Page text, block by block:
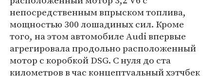
непосредственным впрыском топлива,
мощностью 300 лошадиных сил. Кроме
того, на этом автомобиле Audi впервые
агрегировала продольно расположенный
мотор с коробкой DSG. С нуля до ста
километров в час концептуальный хэтчбек